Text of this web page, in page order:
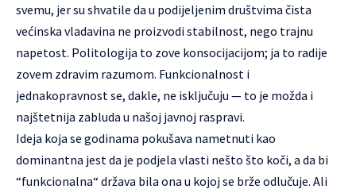
svemu, jer su shvatile da u podijeljenim društvima čista
većinska vladavina ne proizvodi stabilnost, nego trajnu
napetost. Politologija to zove konsocijacijom; ja to radije
zovem zdravim razumom. Funkcionalnost i
jednakopravnost se, dakle, ne isključuju — to je možda i
najštetnija zabluda u našoj javnoj raspravi.
Ideja koja se godinama pokušava nametnuti kao
dominantna jest da je podjela vlasti nešto što koči, a da bi
“funkcionalna“ država bila ona u kojoj se brže odlučuje. Ali